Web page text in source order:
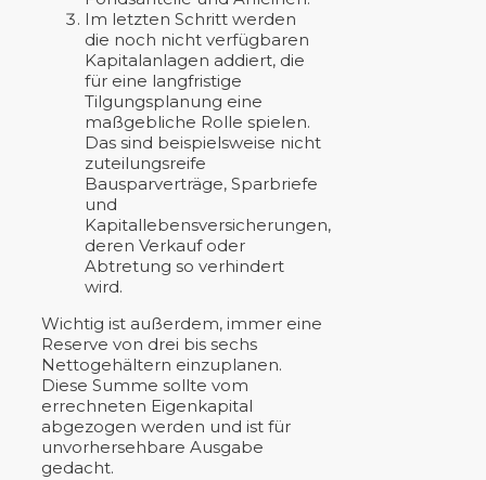
Im letzten Schritt werden
die noch nicht verfügbaren
Kapitalanlagen addiert, die
für eine langfristige
Tilgungsplanung eine
maßgebliche Rolle spielen.
Das sind beispielsweise nicht
zuteilungsreife
Bausparverträge, Sparbriefe
und
Kapitallebensversicherungen,
deren Verkauf oder
Abtretung so verhindert
wird.
Wichtig ist außerdem, immer eine
Reserve von drei bis sechs
Nettogehältern einzuplanen.
Diese Summe sollte vom
errechneten Eigenkapital
abgezogen werden und ist für
unvorhersehbare Ausgabe
gedacht.